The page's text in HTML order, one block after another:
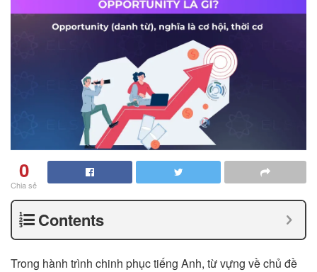
0
Chia sẻ
Contents
Trong hành trình chinh phục tiếng Anh, từ vựng về chủ đề